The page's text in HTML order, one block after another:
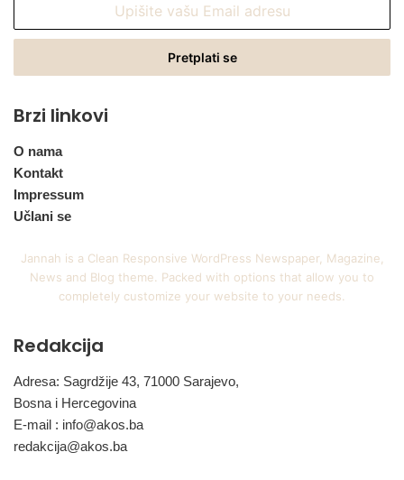
Email
Brzi linkovi
O nama
Kontakt
Impressum
Učlani se
Jannah is a Clean Responsive WordPress Newspaper, Magazine,
News and Blog theme. Packed with options that allow you to
completely customize your website to your needs.
Redakcija
Adresa: Sagrdžije 43, 71000 Sarajevo,
Bosna i Hercegovina
E-mail : info@akos.ba
redakcija@akos.ba